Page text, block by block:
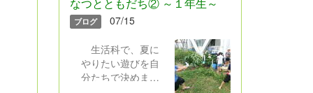
をオフにする人な
どさまざまでした
が、どの学年もみ
んな元気そうでよ
かったです。 平
和学習では、６年
暑かったけれど、
ほとんどの子が顔
と聴く姿に成長を
感じました。式で
は、通知表を見て
ブログ 07/15
生活科で、夏に
やりたい遊びを自
分たちで決めまし